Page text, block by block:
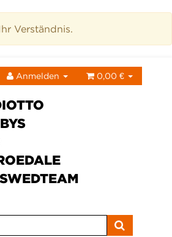
Verständnis.
Anmelden 0,00 €
SWEDTEAM